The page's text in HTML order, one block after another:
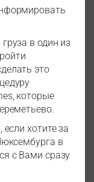
в один из
это
которые
хотите за
в
с Вами сразу